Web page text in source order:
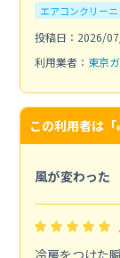
エアコンクリー
投稿日：2026/
利用業者： 東京
この利用者は「
風が変わった
冷房をつけた